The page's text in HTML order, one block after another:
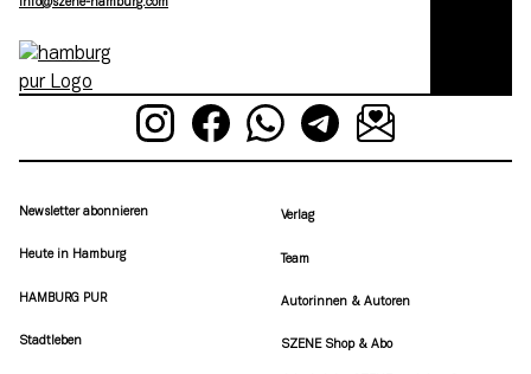
moc.grubmah-enezs@ofni
Newsletter abonnieren
Heute in Hamburg
HAMBURG PUR
Stadtleben
Verlag
Team
Autorinnen & Autoren
SZENE Shop & Abo